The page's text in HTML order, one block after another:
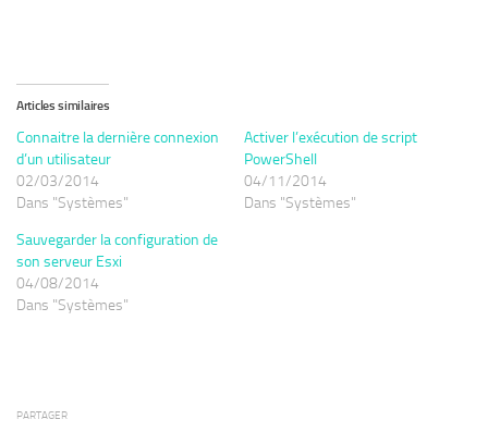
Articles similaires
Connaitre la dernière connexion
d’un utilisateur
02/03/2014
Dans "Systèmes"
Activer l’exécution de script
PowerShell
04/11/2014
Dans "Systèmes"
Sauvegarder la configuration de
son serveur Esxi
04/08/2014
Dans "Systèmes"
PARTAGER